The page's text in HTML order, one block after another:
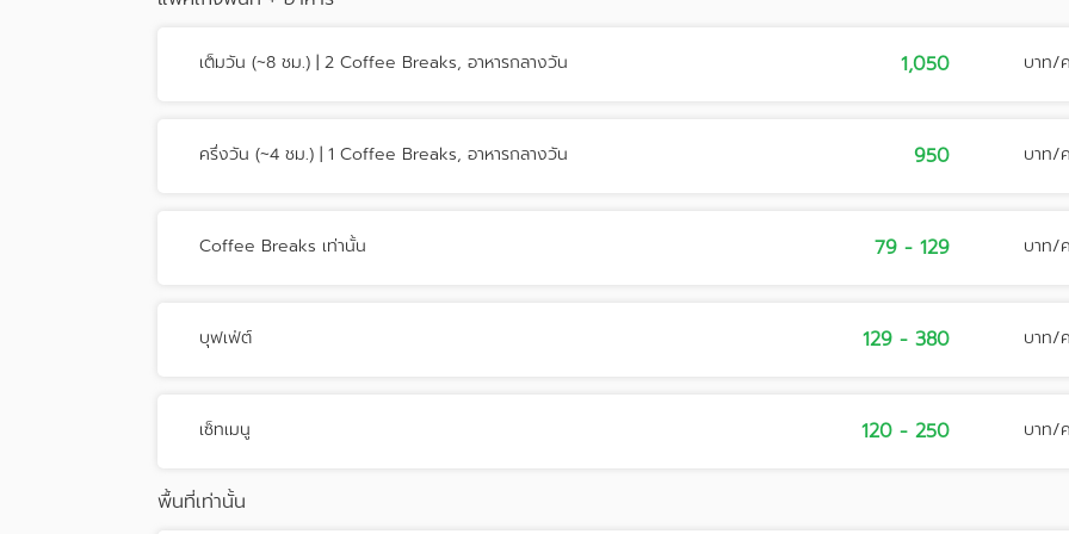
เต็มวัน (~8 ชม.) | 2 Coffee Breaks, อาหารกลางวัน 1,050 บาท/
ครึ่งวัน (~4 ชม.) | 1 Coffee Breaks, อาหารกลางวัน 950 บาท/
Coffee Breaks เท่านั้น 79 - 129 บาท/
บุฟเฟ่ต์ 129 - 380 บาท/
เซ็ทเมนู 120 - 250 บาท/
พื้นที่เท่านั้น